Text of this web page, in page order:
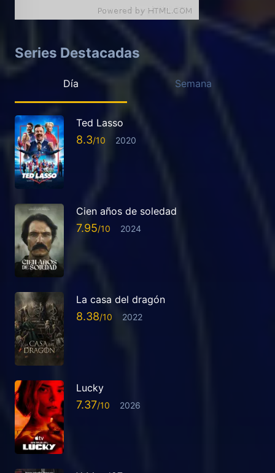
Series Destacadas
Día Semana
Ted Lasso
8.3 2020
Cien años de soledad
7.95 2024
La casa del dragón
8.38 2022
Lucky
7.37 2026